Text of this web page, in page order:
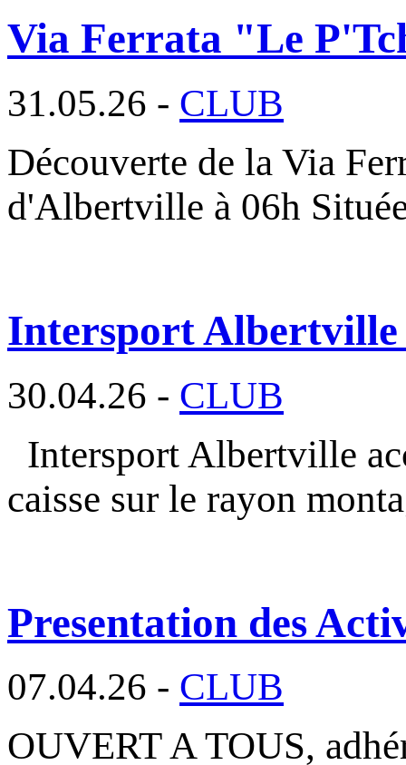
Via Ferrata "Le
31.05.26 - CLUB
Découverte de la Via
d'Albertville à 06h
Intersport Albertville
30.04.26 - CLUB
Intersport Albertville
caisse sur le rayon
Presentation des
07.04.26 - CLUB
OUVERT A TOUS,